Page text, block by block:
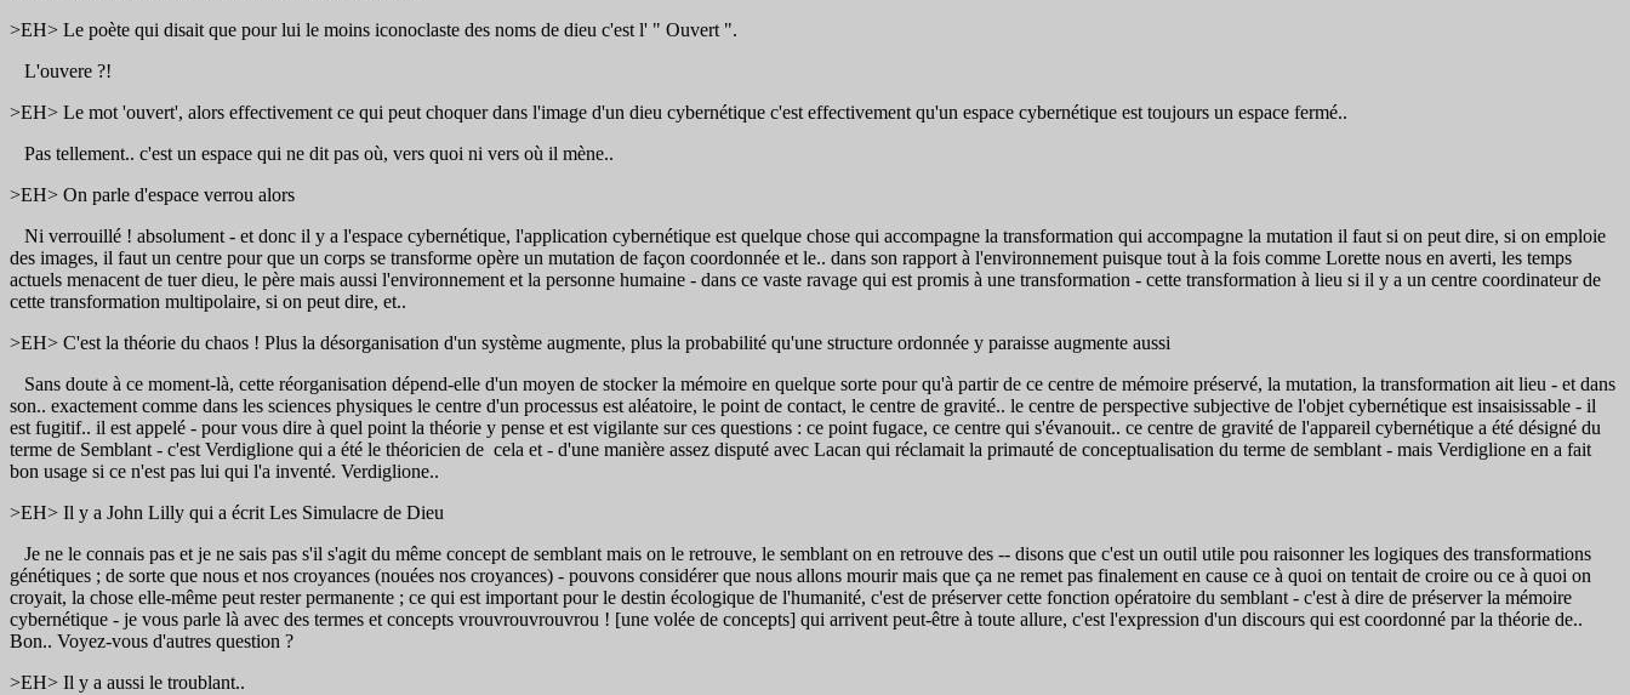
>EH> Le poète qui disait que pour lui le moins iconoclaste des noms de dieu c'est l' " Ouvert ".
L'ouvere ?!
>EH> Le mot 'ouvert', alors effectivement ce qui peut choquer dans l'image d'un dieu cybernétique c'est effectivement qu'un espace cybernétique est toujours un espace fermé..
Pas tellement.. c'est un espace qui ne dit pas où, vers quoi ni vers où il mène..
>EH> On parle d'espace verrou alors
Ni verrouillé ! absolument - et donc il y a l'espace cybernétique, l'application cybernétique est quelque chose qui accompagne la transformation qui accompagne la mutation il faut si on peut dire, si on emploie
des images, il faut un centre pour que un corps se transforme opère un mutation de façon coordonnée et le.. dans son rapport à l'environnement puisque tout à la fois comme Lorette nous en averti, les temps
actuels menacent de tuer dieu, le père mais aussi l'environnement et la personne humaine - dans ce vaste ravage qui est promis à une transformation - cette transformation à lieu si il y a un centre coordinateur de
cette transformation multipolaire, si on peut dire, et..
>EH> C'est la théorie du chaos ! Plus la désorganisation d'un système augmente, plus la probabilité qu'une structure ordonnée y paraisse augmente aussi
Sans doute à ce moment-là, cette réorganisation dépend-elle d'un moyen de stocker la mémoire en quelque sorte pour qu'à partir de ce centre de mémoire préservé, la mutation, la transformation ait lieu - et dans
son.. exactement comme dans les sciences physiques le centre d'un processus est aléatoire, le point de contact, le centre de gravité.. le centre de perspective subjective de l'objet cybernétique est insaisissable - il
est fugitif.. il est appelé - pour vous dire à quel point la théorie y pense et est vigilante sur ces questions : ce point fugace, ce centre qui s'évanouit.. ce centre de gravité de l'appareil cybernétique a été désigné du
terme de Semblant - c'est Verdiglione qui a été le théoricien de cela et - d'une manière assez disputé avec Lacan qui réclamait la primauté de conceptualisation du terme de semblant - mais Verdiglione en a fait
bon usage si ce n'est pas lui qui l'a inventé. Verdiglione..
>EH> Il y a John Lilly qui a écrit Les Simulacre de Dieu
Je ne le connais pas et je ne sais pas s'il s'agit du même concept de semblant mais on le retrouve, le semblant on en retrouve des -- disons que c'est un outil utile pou raisonner les logiques des transformations
génétiques ; de sorte que nous et nos croyances (nouées nos croyances) - pouvons considérer que nous allons mourir mais que ça ne remet pas finalement en cause ce à quoi on tentait de croire ou ce à quoi on
croyait, la chose elle-même peut rester permanente ; ce qui est important pour le destin écologique de l'humanité, c'est de préserver cette fonction opératoire du semblant - c'est à dire de préserver la mémoire
cybernétique - je vous parle là avec des termes et concepts vrouvrouvrouvrou ! [une volée de concepts] qui arrivent peut-être à toute allure, c'est l'expression d'un discours qui est coordonné par la théorie de..
Bon.. Voyez-vous d'autres question ?
>EH> Il y a aussi le troublant..